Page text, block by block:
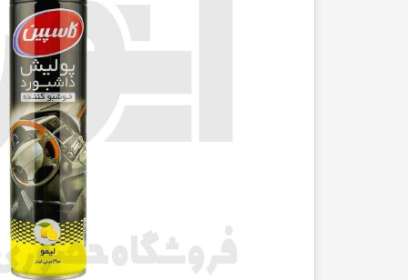
روغن و
قطعات
فرمان،
لوازم
کاسه